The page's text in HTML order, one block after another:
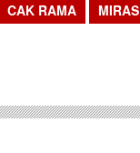
CAK RAMA MIRAS